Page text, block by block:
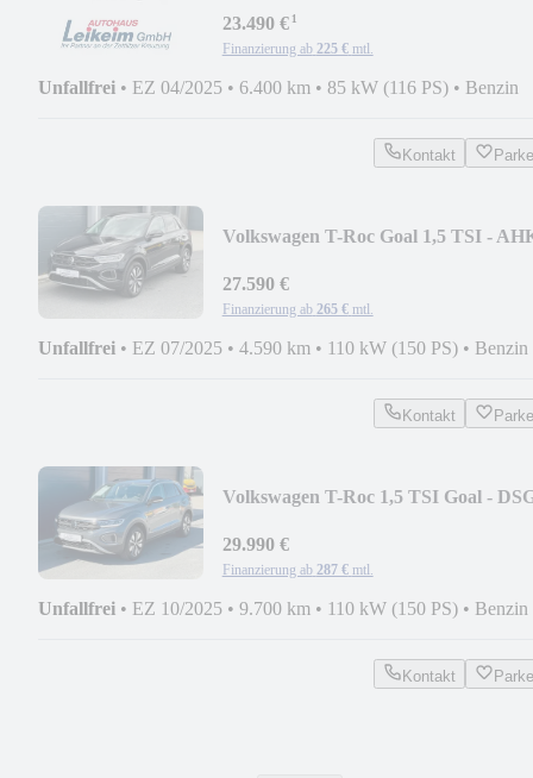
23.490 €¹
Finanzierung ab 225 € mtl.
Unfallfrei • EZ 04/2025 • 6.400 km • 85 kW (116 PS) • Benzin
Kontakt
Volkswagen T-Roc Goal 1,5 TSI -
27.590 €
Finanzierung ab 265 € mtl.
Unfallfrei • EZ 07/2025 • 4.590 km • 110 kW (150 PS) • Benzin
Kontakt
Volkswagen T-Roc 1,5 TSI Goal -
29.990 €
Finanzierung ab 287 € mtl.
Unfallfrei • EZ 10/2025 • 9.700 km • 110 kW (150 PS) • Benzin
Kontakt